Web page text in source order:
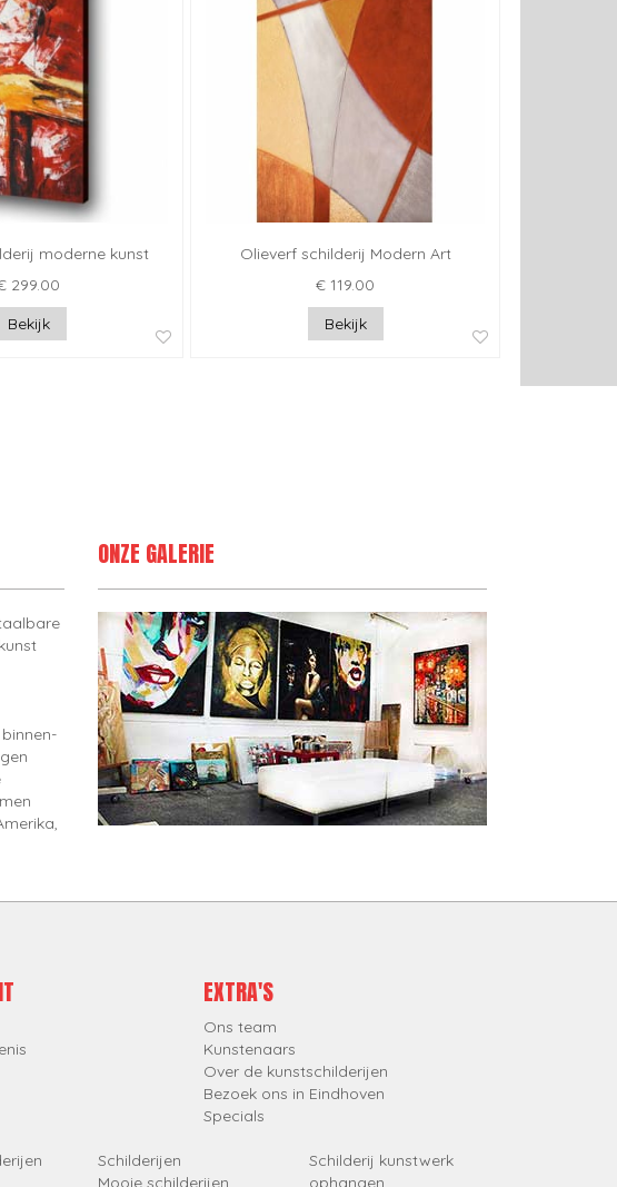
moderne kunst
299.00
Bekijk
Olieverf schilderij Modern Art
€ 119.00
Bekijk
ONZE GALERIE
EXTRA'S
Ons team
Kunstenaars
Over de kunstschilderijen
Bezoek ons in Eindhoven
Specials
Schilderijen
Mooie schilderijen
Schilderij kunstwerk
ophangen